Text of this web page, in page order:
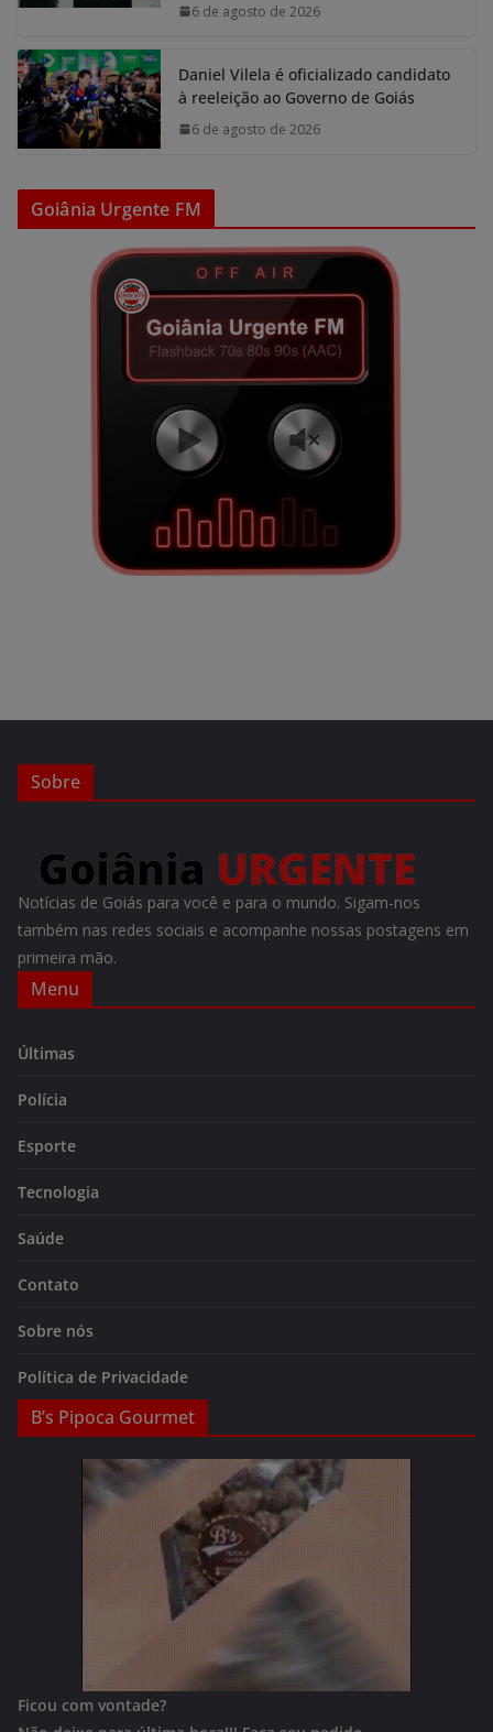
6 de agosto de 2026
Daniel Vilela é oficializado candidato
à reeleição ao Governo de Goiás
6 de agosto de 2026
Goiânia Urgente FM
Sobre
Notícias de Goiás para você e para o mundo. Sigam-nos
também nas redes sociais e acompanhe nossas postagens em
primeira mão.
Menu
Últimas
Polícia
Esporte
Tecnologia
Saúde
Contato
Sobre nós
Política de Privacidade
B’s Pipoca Gourmet
Ficou com vontade?